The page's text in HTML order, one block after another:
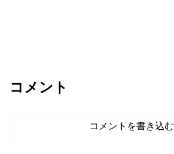
コメント
コメントを書き込む